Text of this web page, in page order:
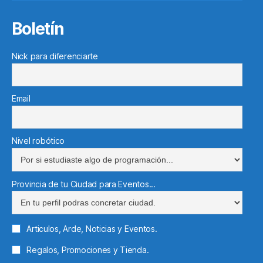
Boletín
Nick para diferenciarte
Email
Nivel robótico
Provincia de tu Ciudad para Eventos...
Articulos, Arde, Noticias y Eventos.
Regalos, Promociones y Tienda.